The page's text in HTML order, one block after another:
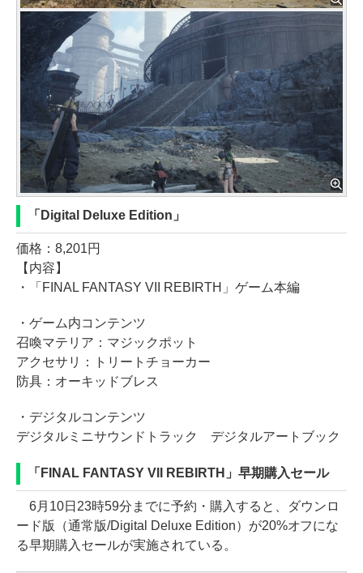
「Digital Deluxe Edition」
価格：8,201円
【内容】
・「FINAL FANTASY VII REBIRTH」ゲーム本編
・ゲーム内コンテンツ
召喚マテリア：マジックポット
アクセサリ：トリートチョーカー
防具：オーキッドブレス
・デジタルコンテンツ
デジタルミニサウンドトラック デジタルアートブック
「FINAL FANTASY VII REBIRTH」早期購入セール
6月10日23時59分までに予約・購入すると、ダウンロ
ード版（通常版/Digital Deluxe Edition）が20%オフにな
る早期購入セールが実施されている。